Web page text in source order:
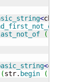
<charT
(
<charT
(str. begin (